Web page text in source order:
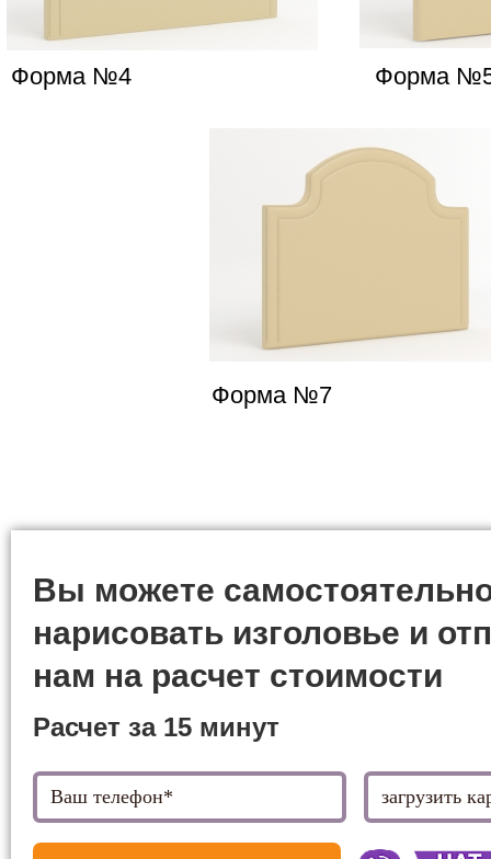
Форма №4 Форма
Вы можете
нарисовать изголовье и
нам на расчет стоимости
Расчет за 15 минут
Форма №7